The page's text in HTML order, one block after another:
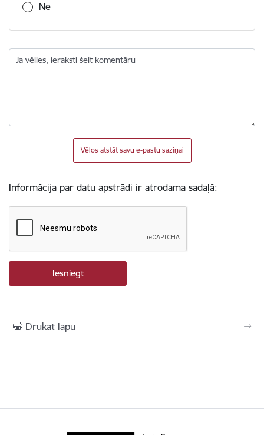
Nē
Ja vēlies, ieraksti šeit komentāru
Vēlos atstāt savu e-pastu saziņai
Informācija par datu apstrādi ir atrodama sadaļā:
Drukāt lapu